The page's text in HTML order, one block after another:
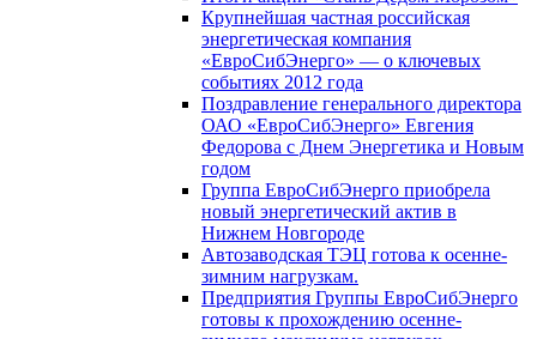
Крупнейшая частная российская
энергетическая компания
«ЕвроСибЭнерго» — о ключевых
событиях 2012 года
Поздравление генерального директора
ОАО «ЕвроСибЭнерго» Евгения
Федорова с Днем Энергетика и Новым
годом
Группа ЕвроСибЭнерго приобрела
новый энергетический актив в
Нижнем Новгороде
Автозаводская ТЭЦ готова к осенне-
зимним нагрузкам.
Предприятия Группы ЕвроСибЭнерго
готовы к прохождению осенне-